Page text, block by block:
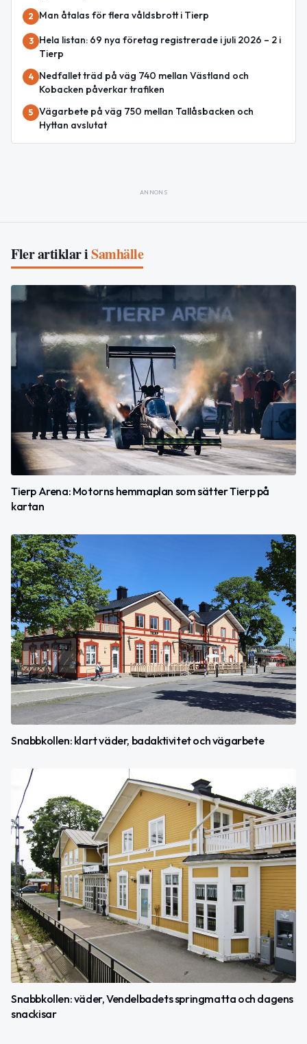
2 Man åtalas för flera våldsbrott i Tierp
3
Hela listan: 69 nya företag registrerade i juli 2026 – 2 i
Tierp
4
Nedfallet träd på väg 740 mellan Västland och
Kobacken påverkar trafiken
5 Vägarbete på väg 750 mellan Tallåsbacken och
Hyttan avslutat
ANNONS
Fler artiklar iSamhälle
Tierp Arena: Motorns hemmaplan som sätter Tierp på
kartan
Snabbkollen: klart väder, badaktivitet och vägarbete
Snabbkollen: väder, Vendelbadets springmatta och dagens
snackisar